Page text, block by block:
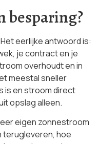
besparing?
eerlijke antwoord is:
je contract en je
overhoudt en in
meestal sneller
is en stroom direct
opslag alleen.
eigen zonnestroom
terugleveren, hoe